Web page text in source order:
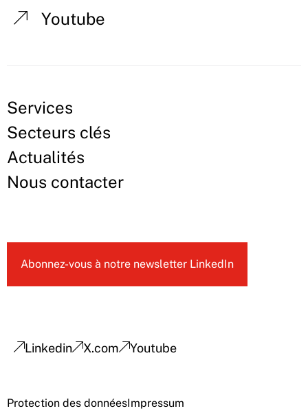
Youtube
Services
Secteurs clés
Actualités
Nous contacter
Abonnez-vous à notre newsletter LinkedIn
Linkedin X.com Youtube
Protection des donnéesImpressum